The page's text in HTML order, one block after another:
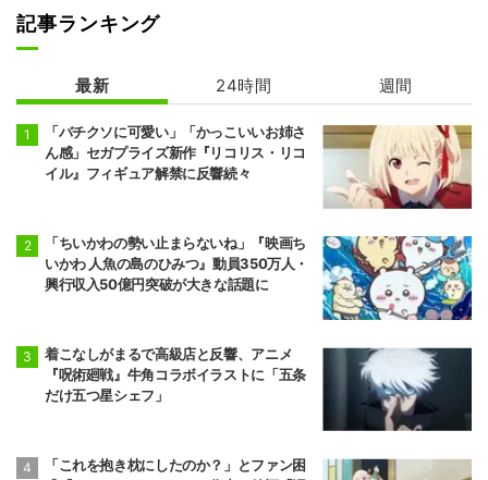
ハイスクール！
奇面組
魔術師クノンは
見えている
記事ランキング
最新 24時間 週間
「バチクソに可愛い」「かっこいいお姉さ
ん感」セガプライズ新作『リコリス・リコ
イル』フィギュア解禁に反響続々
「ちいかわの勢い止まらないね」『映画ち
いかわ 人魚の島のひみつ』動員350万人・
興行収入50億円突破が大きな話題に
着こなしがまるで高級店と反響、アニメ
『呪術廻戦』牛角コラボイラストに「五条
だけ五つ星シェフ」
「これを抱き枕にしたのか？」とファン困